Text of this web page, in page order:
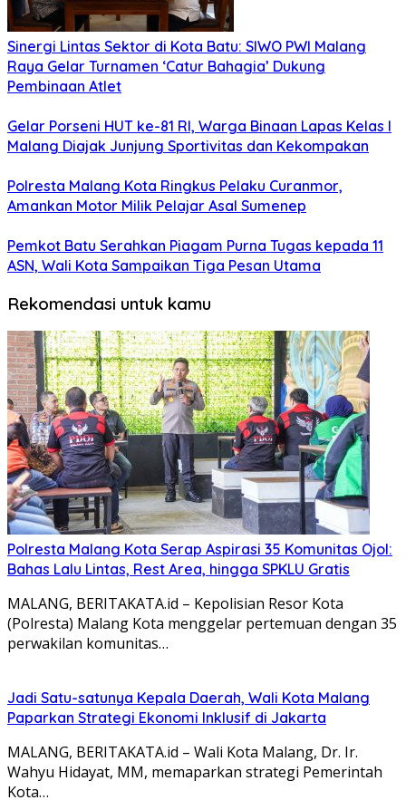
Sinergi Lintas Sektor di Kota Batu: SIWO PWI Malang
Raya Gelar Turnamen ‘Catur Bahagia’ Dukung
Pembinaan Atlet
Gelar Porseni HUT ke-81 RI, Warga Binaan Lapas Kelas I
Malang Diajak Junjung Sportivitas dan Kekompakan
Polresta Malang Kota Ringkus Pelaku Curanmor,
Amankan Motor Milik Pelajar Asal Sumenep
Pemkot Batu Serahkan Piagam Purna Tugas kepada 11
ASN, Wali Kota Sampaikan Tiga Pesan Utama
Rekomendasi untuk kamu
Polresta Malang Kota Serap Aspirasi 35 Komunitas Ojol:
Bahas Lalu Lintas, Rest Area, hingga SPKLU Gratis
MALANG, BERITAKATA.id – Kepolisian Resor Kota
(Polresta) Malang Kota menggelar pertemuan dengan 35
perwakilan komunitas…
Jadi Satu-satunya Kepala Daerah, Wali Kota Malang
Paparkan Strategi Ekonomi Inklusif di Jakarta
MALANG, BERITAKATA.id – Wali Kota Malang, Dr. Ir.
Wahyu Hidayat, MM, memaparkan strategi Pemerintah
Kota…